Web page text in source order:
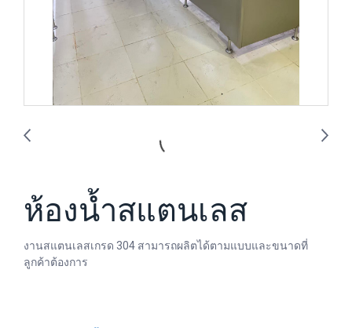
ห้องน้ำสแตนเลส
งานสแตนเลสเกรด 304 สามารถผลิตได้ตามแบบและขนาดที่
ลูกค้าต้องการ